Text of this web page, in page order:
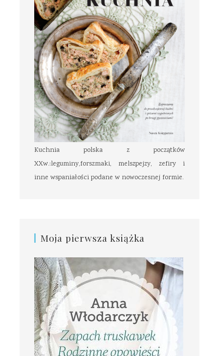
Kuchnia polska z początków
XXw.:leguminy,forszmaki, melszpejzy, zefiry i
inne wspaniałości podane w nowoczesnej formie.
Moja pierwsza książka